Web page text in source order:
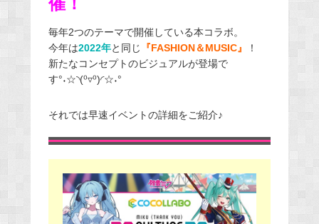
毎年2つのテーマで開催している本コラボ。
今年は2022年と同じ 『FASHION＆MUSIC』
！
新たなコンセプトのビジュアルが登場で
す°˖☆◝(⁰▿⁰)◜☆˖°
それでは早速イベントの詳細をご紹介♪